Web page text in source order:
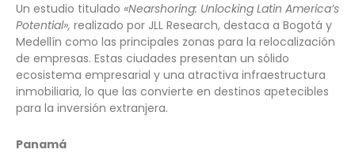
Un estudio titulado «Nearshoring: Unlocking Latin America’s
Potential», realizado por JLL Research, destaca a Bogotá y
Medellín como las principales zonas para la relocalización
de empresas. Estas ciudades presentan un sólido
ecosistema empresarial y una atractiva infraestructura
inmobiliaria, lo que las convierte en destinos apetecibles
para la inversión extranjera.
Panamá